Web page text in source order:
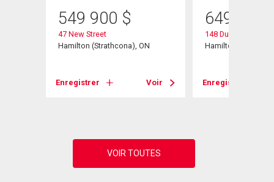
549 900 $
47 New Street
Hamilton (Strathcona), ON
Enregistrer Voir
649 900
148 Dundurn Street
Hamilton, ON
Enregistrer